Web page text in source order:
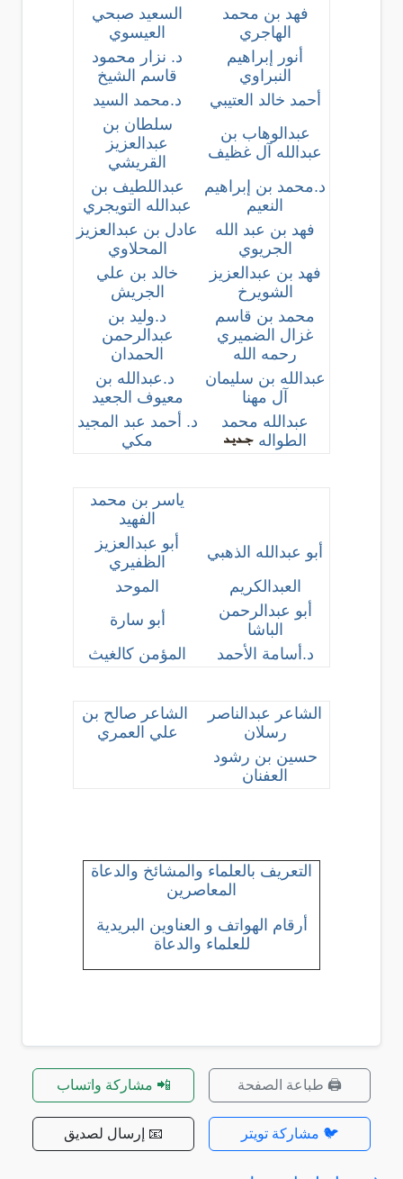
فهد بن محمد
الهاجري
السعيد صبحي
العيسوي
أنور إبراهيم
النبراوي
د. نزار محمود
قاسم الشيخ
أحمد خالد العتيبي
د.محمد السيد
عبدالوهاب بن
عبدالله آل غظيف
سلطان بن
عبدالعزيز
القريشي
د.محمد بن إبراهيم
النعيم
عبداللطيف بن
عبدالله التويجري
فهد بن عبد الله
الجريوي
عادل بن عبدالعزيز
المحلاوي
فهد بن عبدالعزيز
الشويرخ
خالد بن علي
الجريش
محمد بن قاسم
غزال الضميري
رحمه الله
د.وليد بن
عبدالرحمن
الحمدان
عبدالله بن سليمان
آل مهنا
د.عبدالله بن
معيوف الجعيد
عبدالله محمد
الطواله
د. أحمد عبد المجيد
مكي
ياسر بن محمد
الفهيد
أبو عبدالله الذهبي
أبو عبدالعزيز
الظفيري
العبدالكريم
الموحد
أبو عبدالرحمن
الباشا
أبو سارة
د.أسامة الأحمد
المؤمن كالغيث
الشاعر عبدالناصر
رسلان
الشاعر صالح بن
علي العمري
حسين بن رشود
العفنان
التعريف بالعلماء والمشائخ والدعاة
المعاصرين
أرقام الهواتف و العناوين البريدية
للعلماء والدعاة
🖨️ طباعة الصفحة 📲 مشاركة واتساب
🐦 مشاركة تويتر 📧 إرسال لصديق